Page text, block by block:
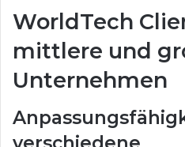
WorldTech
mittlere und
Unternehmen